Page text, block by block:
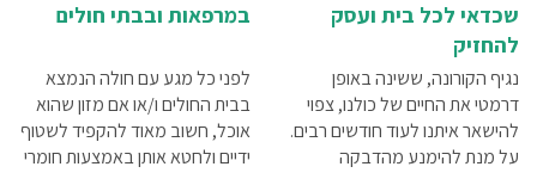
במרפאות ובבתי חולים
לפני כל מגע עם חולה הנמצא
בבית החולים ו/או אם מזון שהוא
אוכל, חשוב מאוד להקפיד לשטוף
ידיים ולחטא אותן באמצעות חומרי
שכדאי לכל בית ועסק
להחזיק
נגיף הקורונה, ששינה באופן
דרמטי את החיים של כולנו, צפוי
להישאר איתנו לעוד חודשים רבים.
על מנת להימנע מהדבקה